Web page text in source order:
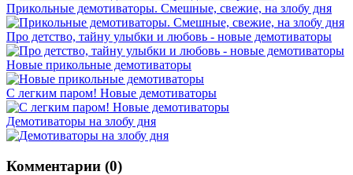
Прикольные демотиваторы. Смешные, свежие, на злобу дня
Про детство, тайну улыбки и любовь - новые демотиваторы
Новые прикольные демотиваторы
C легким паром! Новые демотиваторы
Демотиваторы на злобу дня
Комментарии (0)